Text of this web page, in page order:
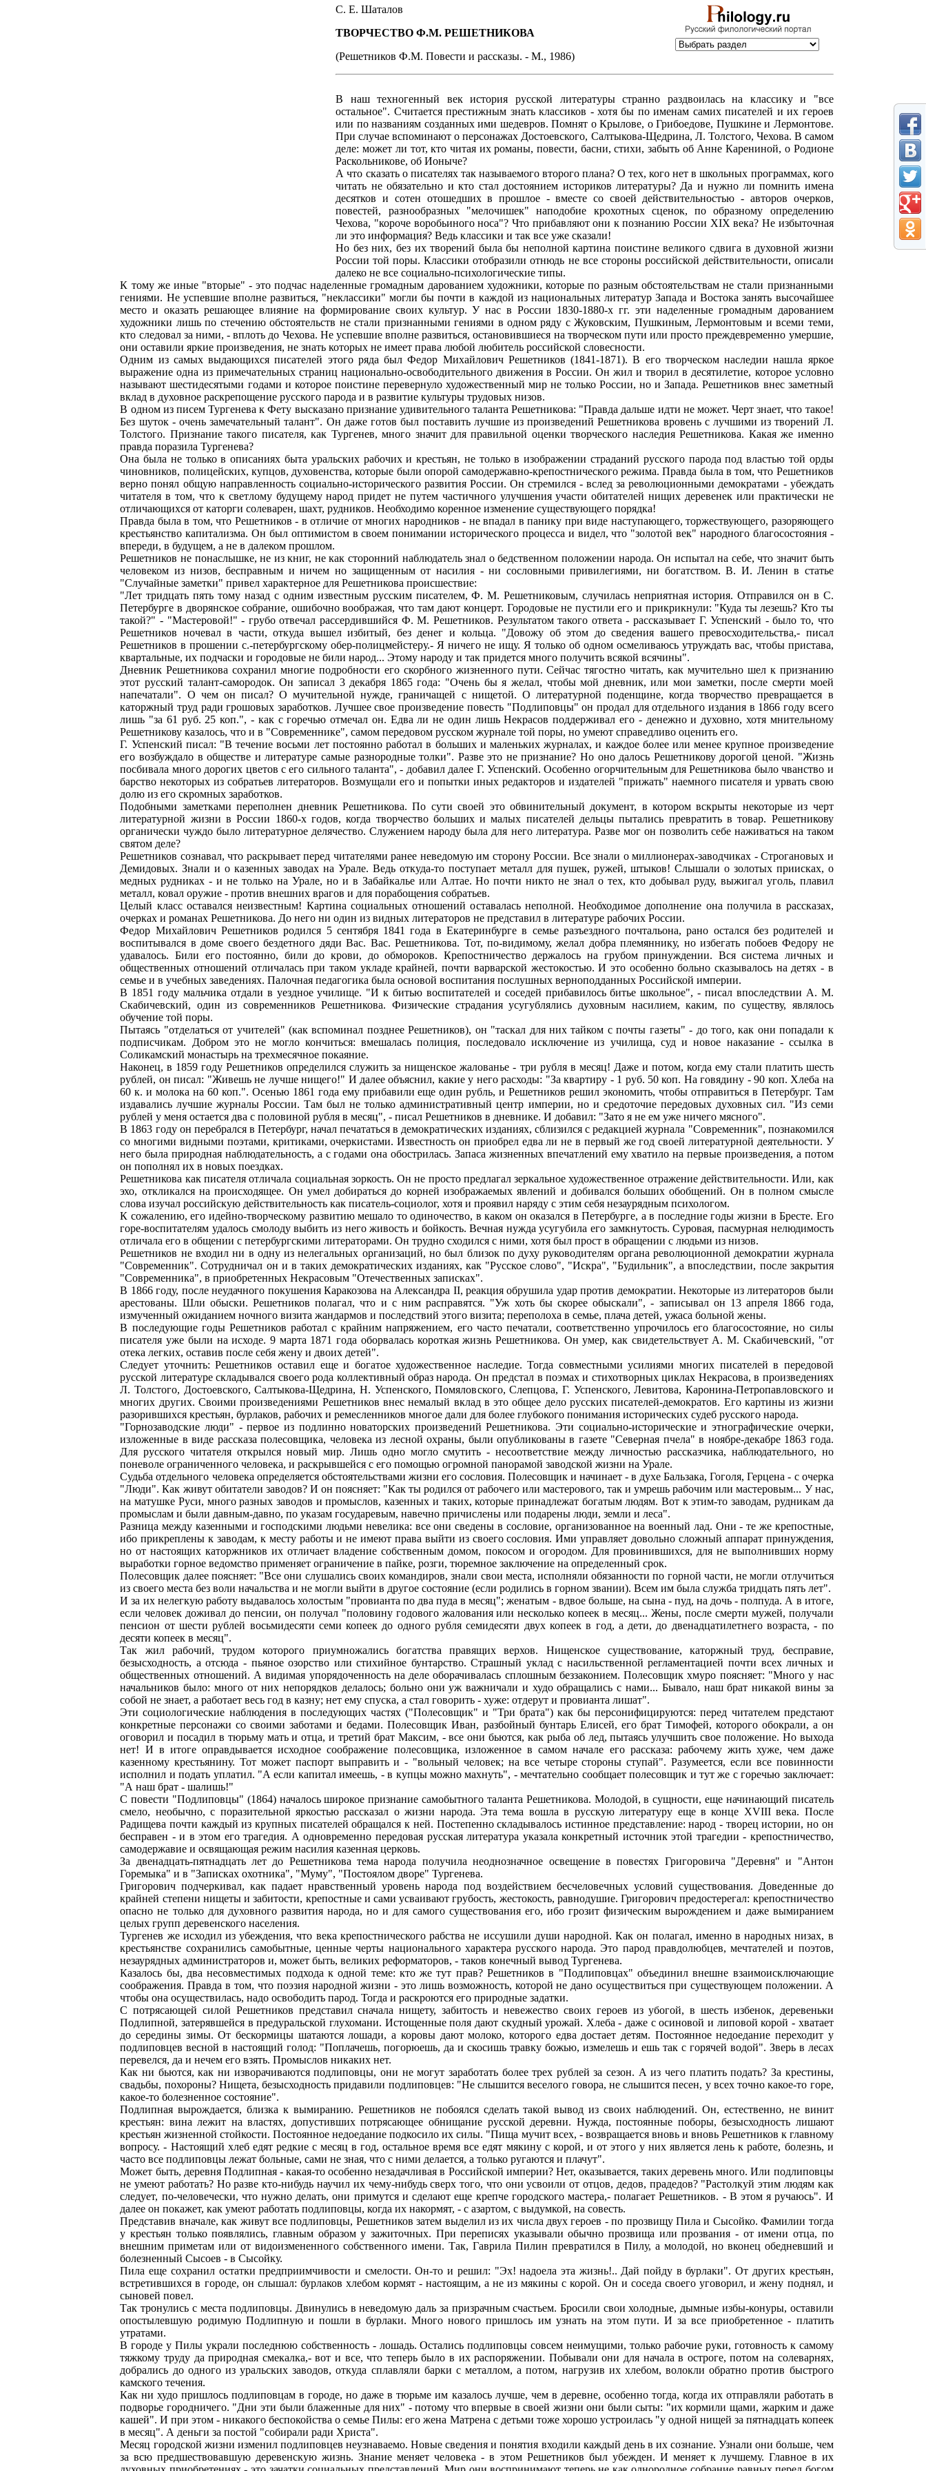
С. Е. Шаталов
ТВОРЧЕСТВО Ф.М. РЕШЕТНИКОВА
(Решетников Ф.М. Повести и рассказы. - М., 1986)
В наш техногенный век история русской литературы странно раздвоилась на классику и "все
остальное". Считается престижным знать классиков - хотя бы по именам самих писателей и их героев
или по названиям созданных ими шедевров. Помнят о Крылове, о Грибоедове, Пушкине и Лермонтове.
При случае вспоминают о персонажах Достоевского, Салтыкова-Щедрина, Л. Толстого, Чехова. В самом
деле: может ли тот, кто читая их романы, повести, басни, стихи, забыть об Анне Карениной, о Родионе
Раскольникове, об Ионыче?
А что сказать о писателях так называемого второго плана? О тех, кого нет в школьных программах, кого
читать не обязательно и кто стал достоянием историков литературы? Да и нужно ли помнить имена
десятков и сотен отошедших в прошлое - вместе со своей действительностью - авторов очерков,
повестей, разнообразных "мелочишек" наподобие крохотных сценок, по образному определению
Чехова, "короче воробьиного носа"? Что прибавляют они к познанию России XIX века? Не избыточная
ли это информация? Ведь классики и так все уже сказали!
Но без них, без их творений была бы неполной картина поистине великого сдвига в духовной жизни
России той поры. Классики отобразили отнюдь не все стороны российской действительности, описали
далеко не все социально-психологические типы.
К тому же иные "вторые" - это подчас наделенные громадным дарованием художники, которые по разным обстоятельствам не стали признанными
гениями. Не успевшие вполне развиться, "неклассики" могли бы почти в каждой из национальных литератур Запада и Востока занять высочайшее
место и оказать решающее влияние на формирование своих культур. У нас в России 1830-1880-х гг. эти наделенные громадным дарованием
художники лишь по стечению обстоятельств не стали признанными гениями в одном ряду с Жуковским, Пушкиным, Лермонтовым и всеми теми,
кто следовал за ними, - вплоть до Чехова. Не успевшие вполне развиться, остановившиеся на творческом пути или просто преждевременно умершие,
они оставили яркие произведения, не знать которых не имеет права любой любитель российской словесности.
Одним из самых выдающихся писателей этого ряда был Федор Михайлович Решетников (1841-1871). В его творческом наследии нашла яркое
выражение одна из примечательных страниц национально-освободительного движения в России. Он жил и творил в десятилетие, которое условно
называют шестидесятыми годами и которое поистине перевернуло художественный мир не только России, но и Запада. Решетников внес заметный
вклад в духовное раскрепощение русского парода и в развитие культуры трудовых низов.
В одном из писем Тургенева к Фету высказано признание удивительного таланта Решетникова: "Правда дальше идти не может. Черт знает, что такое!
Без шуток - очень замечательный талант". Он даже готов был поставить лучшие из произведений Решетникова вровень с лучшими из творений Л.
Толстого. Признание такого писателя, как Тургенев, много значит для правильной оценки творческого наследия Решетникова. Какая же именно
правда поразила Тургенева?
Она была не только в описаниях быта уральских рабочих и крестьян, не только в изображении страданий русского парода под властью той орды
чиновников, полицейских, купцов, духовенства, которые были опорой самодержавно-крепостнического режима. Правда была в том, что Решетников
верно понял общую направленность социально-исторического развития России. Он стремился - вслед за революционными демократами - убеждать
читателя в том, что к светлому будущему народ придет не путем частичного улучшения участи обитателей нищих деревенек или практически не
отличающихся от каторги солеварен, шахт, рудников. Необходимо коренное изменение существующего порядка!
Правда была в том, что Решетников - в отличие от многих народников - не впадал в панику при виде наступающего, торжествующего, разоряющего
крестьянство капитализма. Он был оптимистом в своем понимании исторического процесса и видел, что "золотой век" народного благосостояния -
впереди, в будущем, а не в далеком прошлом.
Решетников не понаслышке, не из книг, не как сторонний наблюдатель знал о бедственном положении народа. Он испытал на себе, что значит быть
человеком из низов, бесправным и ничем но защищенным от насилия - ни сословными привилегиями, ни богатством. В. И. Ленин в статье
"Случайные заметки" привел характерное для Решетникова происшествие:
"Лет тридцать пять тому назад с одним известным русским писателем, Ф. М. Решетниковым, случилась неприятная история. Отправился он в С.
Петербурге в дворянское собрание, ошибочно воображая, что там дают концерт. Городовые не пустили его и прикрикнули: "Куда ты лезешь? Кто ты
такой?" - "Мастеровой!" - грубо отвечал рассердившийся Ф. М. Решетников. Результатом такого ответа - рассказывает Г. Успенский - было то, что
Решетников ночевал в части, откуда вышел избитый, без денег и кольца. "Довожу об этом до сведения вашего превосходительства,- писал
Решетников в прошении с.-петербургскому обер-полицмейстеру.- Я ничего не ищу. Я только об одном осмеливаюсь утруждать вас, чтобы пристава,
квартальные, их подчаски и городовые не били народ... Этому народу и так придется много получить всякой всячины".
Дневник Решетникова сохранил многие подробности его скорбного жизненного пути. Сейчас тягостно читать, как мучительно шел к признанию
этот русский талант-самородок. Он записал 3 декабря 1865 года: "Очень бы я желал, чтобы мой дневник, или мои заметки, после смерти моей
напечатали". О чем он писал? О мучительной нужде, граничащей с нищетой. О литературной поденщине, когда творчество превращается в
каторжный труд ради грошовых заработков. Лучшее свое произведение повесть "Подлиповцы" он продал для отдельного издания в 1866 году всего
лишь "за 61 руб. 25 коп.", - как с горечью отмечал он. Едва ли не один лишь Некрасов поддерживал его - денежно и духовно, хотя мнительному
Решетникову казалось, что и в "Современнике", самом передовом русском журнале той поры, но умеют справедливо оценить его.
Г. Успенский писал: "В течение восьми лет постоянно работал в больших и маленьких журналах, и каждое более или менее крупное произведение
его возбуждало в обществе и литературе самые разнородные толки". Разве это не признание? Но оно далось Решетникову дорогой ценой. "Жизнь
посбивала много дорогих цветов с его сильного таланта", - добавил далее Г. Успенский. Особенно огорчительным для Решетникова было чванство и
барство некоторых из собратьев литераторов. Возмущали его и попытки иных редакторов и издателей "прижать" наемного писателя и урвать свою
долю из его скромных заработков.
Подобными заметками переполнен дневник Решетникова. По сути своей это обвинительный документ, в котором вскрыты некоторые из черт
литературной жизни в России 1860-х годов, когда творчество больших и малых писателей дельцы пытались превратить в товар. Решетникову
органически чуждо было литературное делячество. Служением народу была для него литература. Разве мог он позволить себе наживаться на таком
святом деле?
Решетников сознавал, что раскрывает перед читателями ранее неведомую им сторону России. Все знали о миллионерах-заводчиках - Строгановых и
Демидовых. Знали и о казенных заводах на Урале. Ведь откуда-то поступает металл для пушек, ружей, штыков! Слышали о золотых приисках, о
медных рудниках - и не только на Урале, но и в Забайкалье или Алтае. Но почти никто не знал о тех, кто добывал руду, выжигал уголь, плавил
металл, ковал оружие - против внешних врагов и для порабощения собратьев.
Целый класс оставался неизвестным! Картина социальных отношений оставалась неполной. Необходимое дополнение она получила в рассказах,
очерках и романах Решетникова. До него ни один из видных литераторов не представил в литературе рабочих России.
Федор Михайлович Решетников родился 5 сентября 1841 года в Екатеринбурге в семье разъездного почтальона, рано остался без родителей и
воспитывался в доме своего бездетного дяди Вас. Вас. Решетникова. Тот, по-видимому, желал добра племяннику, но избегать побоев Федору не
удавалось. Били его постоянно, били до крови, до обмороков. Крепостничество держалось на грубом принуждении. Вся система личных и
общественных отношений отличалась при таком укладе крайней, почти варварской жестокостью. И это особенно больно сказывалось на детях - в
семье и в учебных заведениях. Палочная педагогика была основой воспитания послушных верноподданных Российской империи.
В 1851 году мальчика отдали в уездное училище. "И к битью воспитателей и соседей прибавилось битье школьное", - писал впоследствии А. М.
Скабичевский, один из современников Решетникова. Физические страдания усугублялись духовным насилием, каким, по существу, являлось
обучение той поры.
Пытаясь "отделаться от учителей" (как вспоминал позднее Решетников), он "таскал для них тайком с почты газеты" - до того, как они попадали к
подписчикам. Добром это не могло кончиться: вмешалась полиция, последовало исключение из училища, суд и новое наказание - ссылка в
Соликамский монастырь на трехмесячное покаяние.
Наконец, в 1859 году Решетников определился служить за нищенское жалованье - три рубля в месяц! Даже и потом, когда ему стали платить шесть
рублей, он писал: "Живешь не лучше нищего!" И далее объяснил, какие у него расходы: "За квартиру - 1 руб. 50 коп. На говядину - 90 коп. Хлеба на
60 к. и молока на 60 коп.". Осенью 1861 года ему прибавили еще один рубль, и Решетников решил экономить, чтобы отправиться в Петербург. Там
издавались лучшие журналы России. Там был не только административный центр империи, но и средоточие передовых духовных сил. "Из семи
рублей у меня остается два с половиной рубля в месяц", - писал Решетников в дневнике. И добавил: "Зато я не ем уже ничего мясного".
В 1863 году он перебрался в Петербург, начал печататься в демократических изданиях, сблизился с редакцией журнала "Современник", познакомился
со многими видными поэтами, критиками, очеркистами. Известность он приобрел едва ли не в первый же год своей литературной деятельности. У
него была природная наблюдательность, а с годами она обострилась. Запаса жизненных впечатлений ему хватило на первые произведения, а потом
он пополнял их в новых поездках.
Решетникова как писателя отличала социальная зоркость. Он не просто предлагал зеркальное художественное отражение действительности. Или, как
эхо, откликался на происходящее. Он умел добираться до корней изображаемых явлений и добивался больших обобщений. Он в полном смысле
слова изучал российскую действительность как писатель-социолог, хотя и проявил наряду с этим себя незаурядным психологом.
К сожалению, его идейно-творческому развитию мешало то одиночество, в каком он оказался в Петербурге, а в последние годы жизни в Бресте. Его
горе-воспитателям удалось смолоду выбить из него живость и бойкость. Вечная нужда усугубила его замкнутость. Суровая, пасмурная нелюдимость
отличала его в общении с петербургскими литераторами. Он трудно сходился с ними, хотя был прост в обращении с людьми из низов.
Решетников не входил ни в одну из нелегальных организаций, но был близок по духу руководителям органа революционной демократии журнала
"Современник". Сотрудничал он и в таких демократических изданиях, как "Русское слово", "Искра", "Будильник", а впоследствии, после закрытия
"Современника", в приобретенных Некрасовым "Отечественных записках".
В 1866 году, после неудачного покушения Каракозова на Александра II, реакция обрушила удар против демократии. Некоторые из литераторов были
арестованы. Шли обыски. Решетников полагал, что и с ним расправятся. "Уж хоть бы скорее обыскали", - записывал он 13 апреля 1866 года,
измученный ожиданием ночного визита жандармов и последствий этого визита; переполоха в семье, плача детей, ужаса больной жены.
В последующие годы Решетников работал с крайним напряжением, его часто печатали, соответственно упрочилось его благосостояние, но силы
писателя уже были на исходе. 9 марта 1871 года оборвалась короткая жизнь Решетникова. Он умер, как свидетельствует А. М. Скабичевский, "от
отека легких, оставив после себя жену и двоих детей".
Следует уточнить: Решетников оставил еще и богатое художественное наследие. Тогда совместными усилиями многих писателей в передовой
русской литературе складывался своего рода коллективный образ народа. Он предстал в поэмах и стихотворных циклах Некрасова, в произведениях
Л. Толстого, Достоевского, Салтыкова-Щедрина, Н. Успенского, Помяловского, Слепцова, Г. Успенского, Левитова, Каронина-Петропавловского и
многих других. Своими произведениями Решетников внес немалый вклад в это общее дело русских писателей-демократов. Его картины из жизни
разорившихся крестьян, бурлаков, рабочих и ремесленников многое дали для более глубокого понимания исторических судеб русского народа.
"Горнозаводские люди" - первое из подлинно новаторских произведений Решетникова. Эти социально-исторические и этнографические очерки,
изложенные в виде рассказа полесовщика, человека из лесной охраны, были опубликованы в газете "Северная пчела" в ноябре-декабре 1863 года.
Для русского читателя открылся новый мир. Лишь одно могло смутить - несоответствие между личностью рассказчика, наблюдательного, но
поневоле ограниченного человека, и раскрывшейся с его помощью огромной панорамой заводской жизни на Урале.
Судьба отдельного человека определяется обстоятельствами жизни его сословия. Полесовщик и начинает - в духе Бальзака, Гоголя, Герцена - с очерка
"Люди". Как живут обитатели заводов? И он поясняет: "Как ты родился от рабочего или мастерового, так и умрешь рабочим или мастеровым... У нас,
на матушке Руси, много разных заводов и промыслов, казенных и таких, которые принадлежат богатым людям. Вот к этим-то заводам, рудникам да
промыслам и были давным-давно, по указам государевым, навечно причислены или подарены люди, земли и леса".
Разница между казенными и господскими людьми невелика: все они сведены в сословие, организованное на военный лад. Они - те же крепостные,
ибо прикреплены к заводам, к месту работы и не имеют права выйти из своего сословия. Ими управляет довольно сложный аппарат принуждения,
но от настоящих каторжников их отличает владение собственным домом, покосом и огородом. Для провинившихся, для не выполнивших норму
выработки горное ведомство применяет ограничение в пайке, розги, тюремное заключение на определенный срок.
Полесовщик далее поясняет: "Все они слушались своих командиров, знали свои места, исполняли обязанности по горной части, не могли отлучиться
из своего места без воли начальства и не могли выйти в другое состояние (если родились в горном звании). Всем им была служба тридцать пять лет".
И за их нелегкую работу выдавалось холостым "провианта по два пуда в месяц"; женатым - вдвое больше, на сына - пуд, на дочь - полпуда. А в итоге,
если человек доживал до пенсии, он получал "половину годового жалования или несколько копеек в месяц... Жены, после смерти мужей, получали
пенсион от шести рублей восьмидесяти семи копеек до одного рубля семидесяти двух копеек в год, а дети, до двенадцатилетнего возраста, - по
десяти копеек в месяц".
Так жил рабочий, трудом которого приумножались богатства правящих верхов. Нищенское существование, каторжный труд, бесправие,
безысходность, а отсюда - пьяное озорство или стихийное бунтарство. Страшный уклад с насильственной регламентацией почти всех личных и
общественных отношений. А видимая упорядоченность на деле оборачивалась сплошным беззаконием. Полесовщик хмуро поясняет: "Много у нас
начальников было: много от них непорядков делалось; больно они уж важничали и худо обращались с нами... Бывало, наш брат никакой вины за
собой не знает, а работает весь год в казну; нет ему спуска, а стал говорить - хуже: отдерут и провианта лишат".
Эти социологические наблюдения в последующих частях ("Полесовщик" и "Три брата") как бы персонифицируются: перед читателем предстают
конкретные персонажи со своими заботами и бедами. Полесовщик Иван, разбойный бунтарь Елисей, его брат Тимофей, которого обокрали, а он
оговорил и посадил в тюрьму мать и отца, и третий брат Максим, - все они бьются, как рыба об лед, пытаясь улучшить свое положение. Но выхода
нет! И в итоге оправдывается исходное соображение полесовщика, изложенное в самом начале его рассказа: рабочему жить хуже, чем даже
казенному крестьянину. Тот может паспорт выправить и - "вольный человек; на все четыре стороны ступай". Разумеется, если все повинности
исполнил и подать уплатил. "А если капитал имеешь, - в купцы можно махнуть", - мечтательно сообщает полесовщик и тут же с горечью заключает:
"А наш брат - шалишь!"
С повести "Подлиповцы" (1864) началось широкое признание самобытного таланта Решетникова. Молодой, в сущности, еще начинающий писатель
смело, необычно, с поразительной яркостью рассказал о жизни народа. Эта тема вошла в русскую литературу еще в конце XVIII века. После
Радищева почти каждый из крупных писателей обращался к ней. Постепенно складывалось истинное представление: народ - творец истории, но он
бесправен - и в этом его трагедия. А одновременно передовая русская литература указала конкретный источник этой трагедии - крепостничество,
самодержавие и освящающая режим насилия казенная церковь.
За двенадцать-пятнадцать лет до Решетникова тема народа получила неоднозначное освещение в повестях Григоровича "Деревня" и "Антон
Горемыка" и в "Записках охотника", "Муму", "Постоялом дворе" Тургенева.
Григорович подчеркивал, как падает нравственный уровень народа под воздействием бесчеловечных условий существования. Доведенные до
крайней степени нищеты и забитости, крепостные и сами усваивают грубость, жестокость, равнодушие. Григорович предостерегал: крепостничество
опасно не только для духовного развития народа, но и для самого существования его, ибо грозит физическим вырождением и даже вымиранием
целых групп деревенского населения.
Тургенев же исходил из убеждения, что века крепостнического рабства не иссушили души народной. Как он полагал, именно в народных низах, в
крестьянстве сохранились самобытные, ценные черты национального характера русского народа. Это парод правдолюбцев, мечтателей и поэтов,
незаурядных администраторов и, может быть, великих реформаторов, - таков конечный вывод Тургенева.
Казалось бы, два несовместимых подхода к одной теме: кто же тут прав? Решетников в "Подлиповцах" объединил внешне взаимоисключающие
соображения. Правда в том, что поэзия народной жизни - это лишь возможность, которой не дано осуществиться при существующем положении. А
чтобы она осуществилась, надо освободить парод. Тогда и раскроются его природные задатки.
С потрясающей силой Решетников представил сначала нищету, забитость и невежество своих героев из убогой, в шесть избенок, деревеньки
Подлипной, затерявшейся в предуральской глухомани. Истощенные поля дают скудный урожай. Хлеба - даже с осиновой и липовой корой - хватает
до середины зимы. От бескормицы шатаются лошади, а коровы дают молоко, которого едва достает детям. Постоянное недоедание переходит у
подлиповцев весной в настоящий голод: "Поплачешь, погорюешь, да и скосишь травку божью, измелешь и ешь так с горячей водой". Зверь в лесах
перевелся, да и нечем его взять. Промыслов никаких нет.
Как ни бьются, как ни изворачиваются подлиповцы, они не могут заработать более трех рублей за сезон. А из чего платить подать? За крестины,
свадьбы, похороны? Нищета, безысходность придавили подлиповцев: "Не слышится веселого говора, не слышится песен, у всех точно какое-то горе,
какое-то болезненное состояние".
Подлипная вырождается, близка к вымиранию. Решетников не побоялся сделать такой вывод из своих наблюдений. Он, естественно, не винит
крестьян: вина лежит на властях, допустивших потрясающее обнищание русской деревни. Нужда, постоянные поборы, безысходность лишают
крестьян жизненной стойкости. Постоянное недоедание подкосило их силы. "Пища мучит всех, - возвращается вновь и вновь Решетников к главному
вопросу. - Настоящий хлеб едят редкие с месяц в год, остальное время все едят мякину с корой, и от этого у них является лень к работе, болезнь, и
часто все подлиповцы лежат больные, сами не зная, что с ними делается, а только ругаются и плачут".
Может быть, деревня Подлипная - какая-то особенно незадачливая в Российской империи? Нет, оказывается, таких деревень много. Или подлиповцы
не умеют работать? Но разве кто-нибудь научил их чему-нибудь сверх того, что они усвоили от отцов, дедов, прадедов? "Растолкуй этим людям как
следует, по-человечески, что нужно делать, они примутся и сделают еще крепче городского мастера,- полагает Решетников. - В этом я ручаюсь". И
далее он покажет, как умеют работать подлиповцы, когда их накормят, - с азартом, с выдумкой, на совесть.
Представив вначале, как живут все подлиповцы, Решетников затем выделил из их числа двух героев - по прозвищу Пила и Сысойко. Фамилии тогда
у крестьян только появлялись, главным образом у зажиточных. При переписях указывали обычно прозвища или прозвания - от имени отца, по
внешним приметам или от видоизмененного собственного имени. Так, Гаврила Пилин превратился в Пилу, а молодой, но вконец обедневший и
болезненный Сысоев - в Сысойку.
Пила еще сохранил остатки предприимчивости и смелости. Он-то и решил: "Эх! надоела эта жизнь!.. Дай пойду в бурлаки". От других крестьян,
встретившихся в городе, он слышал: бурлаков хлебом кормят - настоящим, а не из мякины с корой. Он и соседа своего уговорил, и жену поднял, и
сыновей повел.
Так тронулись с места подлиповцы. Двинулись в неведомую даль за призрачным счастьем. Бросили свои холодные, дымные избы-конуры, оставили
опостылевшую родимую Подлипную и пошли в бурлаки. Много нового пришлось им узнать на этом пути. И за все приобретенное - платить
утратами.
В городе у Пилы украли последнюю собственность - лошадь. Остались подлиповцы совсем неимущими, только рабочие руки, готовность к самому
тяжкому труду да природная смекалка,- вот и все, что теперь было в их распоряжении. Побывали они для начала в остроге, потом на солеварнях,
добрались до одного из уральских заводов, откуда сплавляли барки с металлом, а потом, нагрузив их хлебом, волокли обратно против быстрого
камского течения.
Как ни худо пришлось подлиповцам в городе, но даже в тюрьме им казалось лучше, чем в деревне, особенно тогда, когда их отправляли работать в
подворье городничего. "Дни эти были блаженные для них" - потому что впервые в своей жизни они были сыты: "их кормили щами, жарким и даже
кашей". И при этом - никакого беспокойства о семье Пилы: его жена Матрена с детьми тоже хорошо устроилась "у одной нищей за пятнадцать копеек
в месяц". А деньги за постой "собирали ради Христа".
Месяц городской жизни изменил подлиповцев неузнаваемо. Новые сведения и понятия входили каждый день в их сознание. Узнали они больше, чем
за всю предшествовавшую деревенскую жизнь. Знание меняет человека - в этом Решетников был убежден. И меняет к лучшему. Главное в их